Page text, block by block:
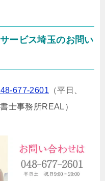
ービス埼玉のお問い
677-2601 （平日、
書士事務所REAL）